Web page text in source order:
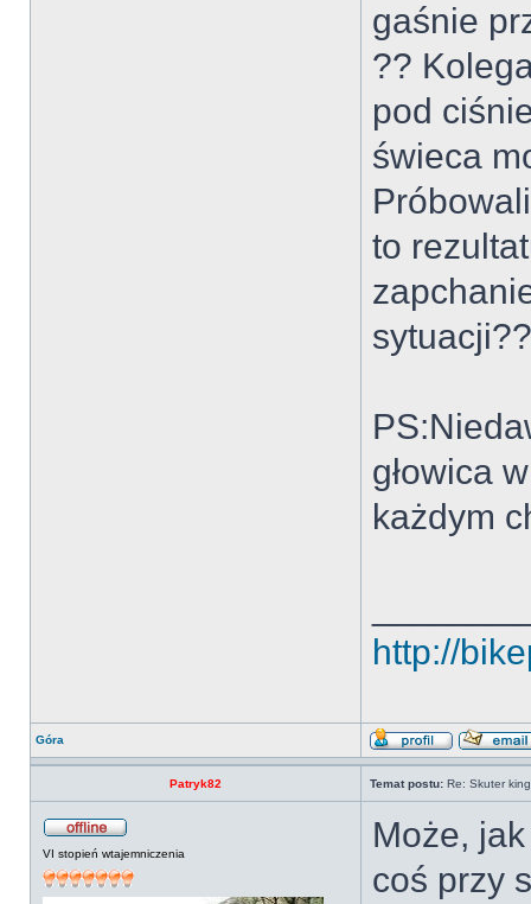
gaśnie
??
pod
świeca
to
sytuacji??
głowica
każdym
http://
Góra
Patryk82 Temat postu: Re: Skuter
VI stopień wtajemniczenia
Może,
coś przy